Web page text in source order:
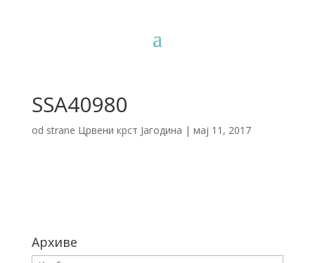
SSA40980
od strane Црвени крст Јагодина | мај 11, 2017
Архиве